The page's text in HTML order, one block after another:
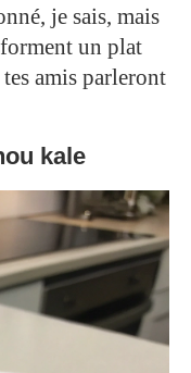
je sais, mais
un plat
amis parleront
kale